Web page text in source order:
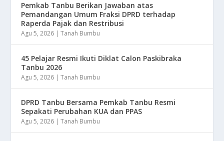
Pemkab Tanbu Berikan Jawaban atas
Pemandangan Umum Fraksi DPRD terhadap
Raperda Pajak dan Restribusi
Agu 5, 2026 |Tanah Bumbu
45 Pelajar Resmi Ikuti Diklat Calon Paskibraka
Tanbu 2026
Agu 5, 2026 |Tanah Bumbu
DPRD Tanbu Bersama Pemkab Tanbu Resmi
Sepakati Perubahan KUA dan PPAS
Agu 5, 2026 |Tanah Bumbu